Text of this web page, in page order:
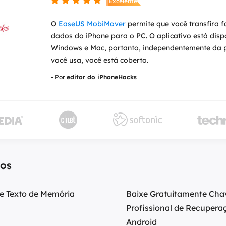
O EaseUS MobiMoverpermite que você transfira
dados do iPhone para o PC. O aplicativo está
Windows e Mac, portanto, independentemente
você usa, você está coberto.
- Por editor do iPhoneHacks
 
Baixe Gratuitamente
Profissional de
Android
Texto de Memória